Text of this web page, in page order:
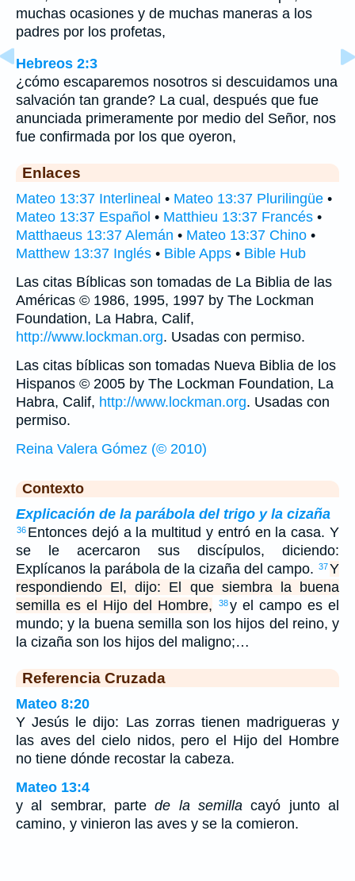
muchas ocasiones y de muchas maneras a los
padres por los profetas,
Hebreos 2:3
¿cómo escaparemos nosotros si descuidamos una
salvación tan grande? La cual, después que fue
anunciada primeramente por medio del Señor, nos
fue confirmada por los que oyeron,
Enlaces
Mateo 13:37 Interlineal • Mateo 13:37 Plurilingüe •
Mateo 13:37 Español • Matthieu 13:37 Francés •
Matthaeus 13:37 Alemán • Mateo 13:37 Chino •
Matthew 13:37 Inglés • Bible Apps • Bible Hub
Las citas Bíblicas son tomadas de La Biblia de las
Américas © 1986, 1995, 1997 by The Lockman
Foundation, La Habra, Calif,
http://www.lockman.org. Usadas con permiso.
Las citas bíblicas son tomadas Nueva Biblia de los
Hispanos © 2005 by The Lockman Foundation, La
Habra, Calif, http://www.lockman.org. Usadas con
permiso.
Reina Valera Gómez (© 2010)
Contexto
Explicación de la parábola del trigo y la cizaña
36 Entonces dejó a la multitud y entró en la casa. Y
se le acercaron sus discípulos, diciendo:
Explícanos la parábola de la cizaña del campo. 37Y
respondiendo El, dijo: El que siembra la buena
semilla es el Hijo del Hombre,
38y el campo es el
mundo; y la buena semilla son los hijos del reino, y
la cizaña son los hijos del maligno;…
Referencia Cruzada
Mateo 8:20
Y Jesús le dijo: Las zorras tienen madrigueras y
las aves del cielo nidos, pero el Hijo del Hombre
no tiene dónde recostar la cabeza.
Mateo 13:4
y al sembrar, partede la semilla cayó junto al
camino, y vinieron las aves y se la comieron.